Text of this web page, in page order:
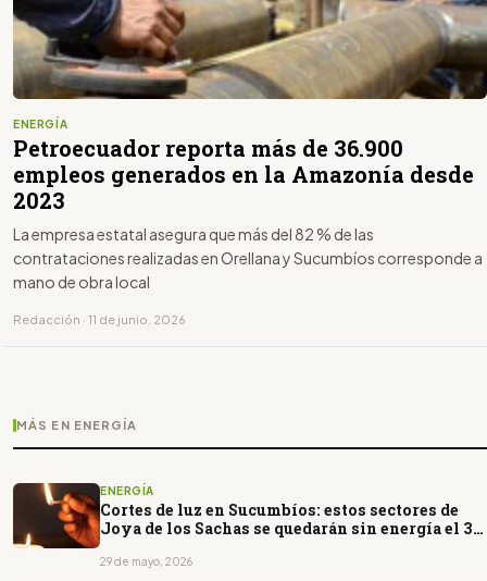
ENERGÍA
Petroecuador reporta más de 36.900
empleos generados en la Amazonía desde
2023
La empresa estatal asegura que más del 82 % de las
contrataciones realizadas en Orellana y Sucumbíos corresponde a
mano de obra local
Redacción · 11 de junio, 2026
MÁS EN ENERGÍA
ENERGÍA
Cortes de luz en Sucumbíos: estos sectores de
Joya de los Sachas se quedarán sin energía el 30
29 de mayo, 2026